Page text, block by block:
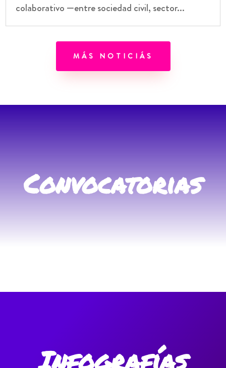
colaborativo —entre sociedad civil, sector...
MÁS NOTICIÁS
Convocatorias
Infografías